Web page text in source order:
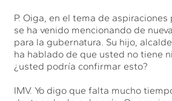
P. Oiga, en el tema de
se ha venido mencionando de
para la gubernatura. Su hijo,
ha hablado de que usted no tiene
¿usted podría confirmar esto?
IMV. Yo digo que falta mucho